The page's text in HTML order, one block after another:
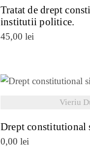
Tratat de drept
institutii politice.
45,00 lei
Vieriu
Drept
0,00 lei